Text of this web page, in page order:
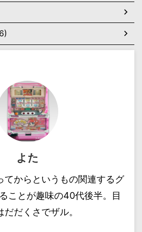
よた
てからというもの関連するグ
ことが趣味の40代後半。目
だだくさでザル。